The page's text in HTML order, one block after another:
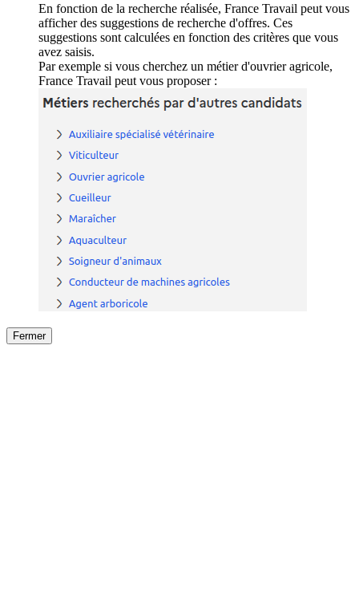
En fonction de la recherche réalisée, France Travail peut vous
afficher des suggestions de recherche d'offres. Ces
suggestions sont calculées en fonction des critères que vous
avez saisis.
Par exemple si vous cherchez un métier d'ouvrier agricole,
France Travail peut vous proposer :
Fermer